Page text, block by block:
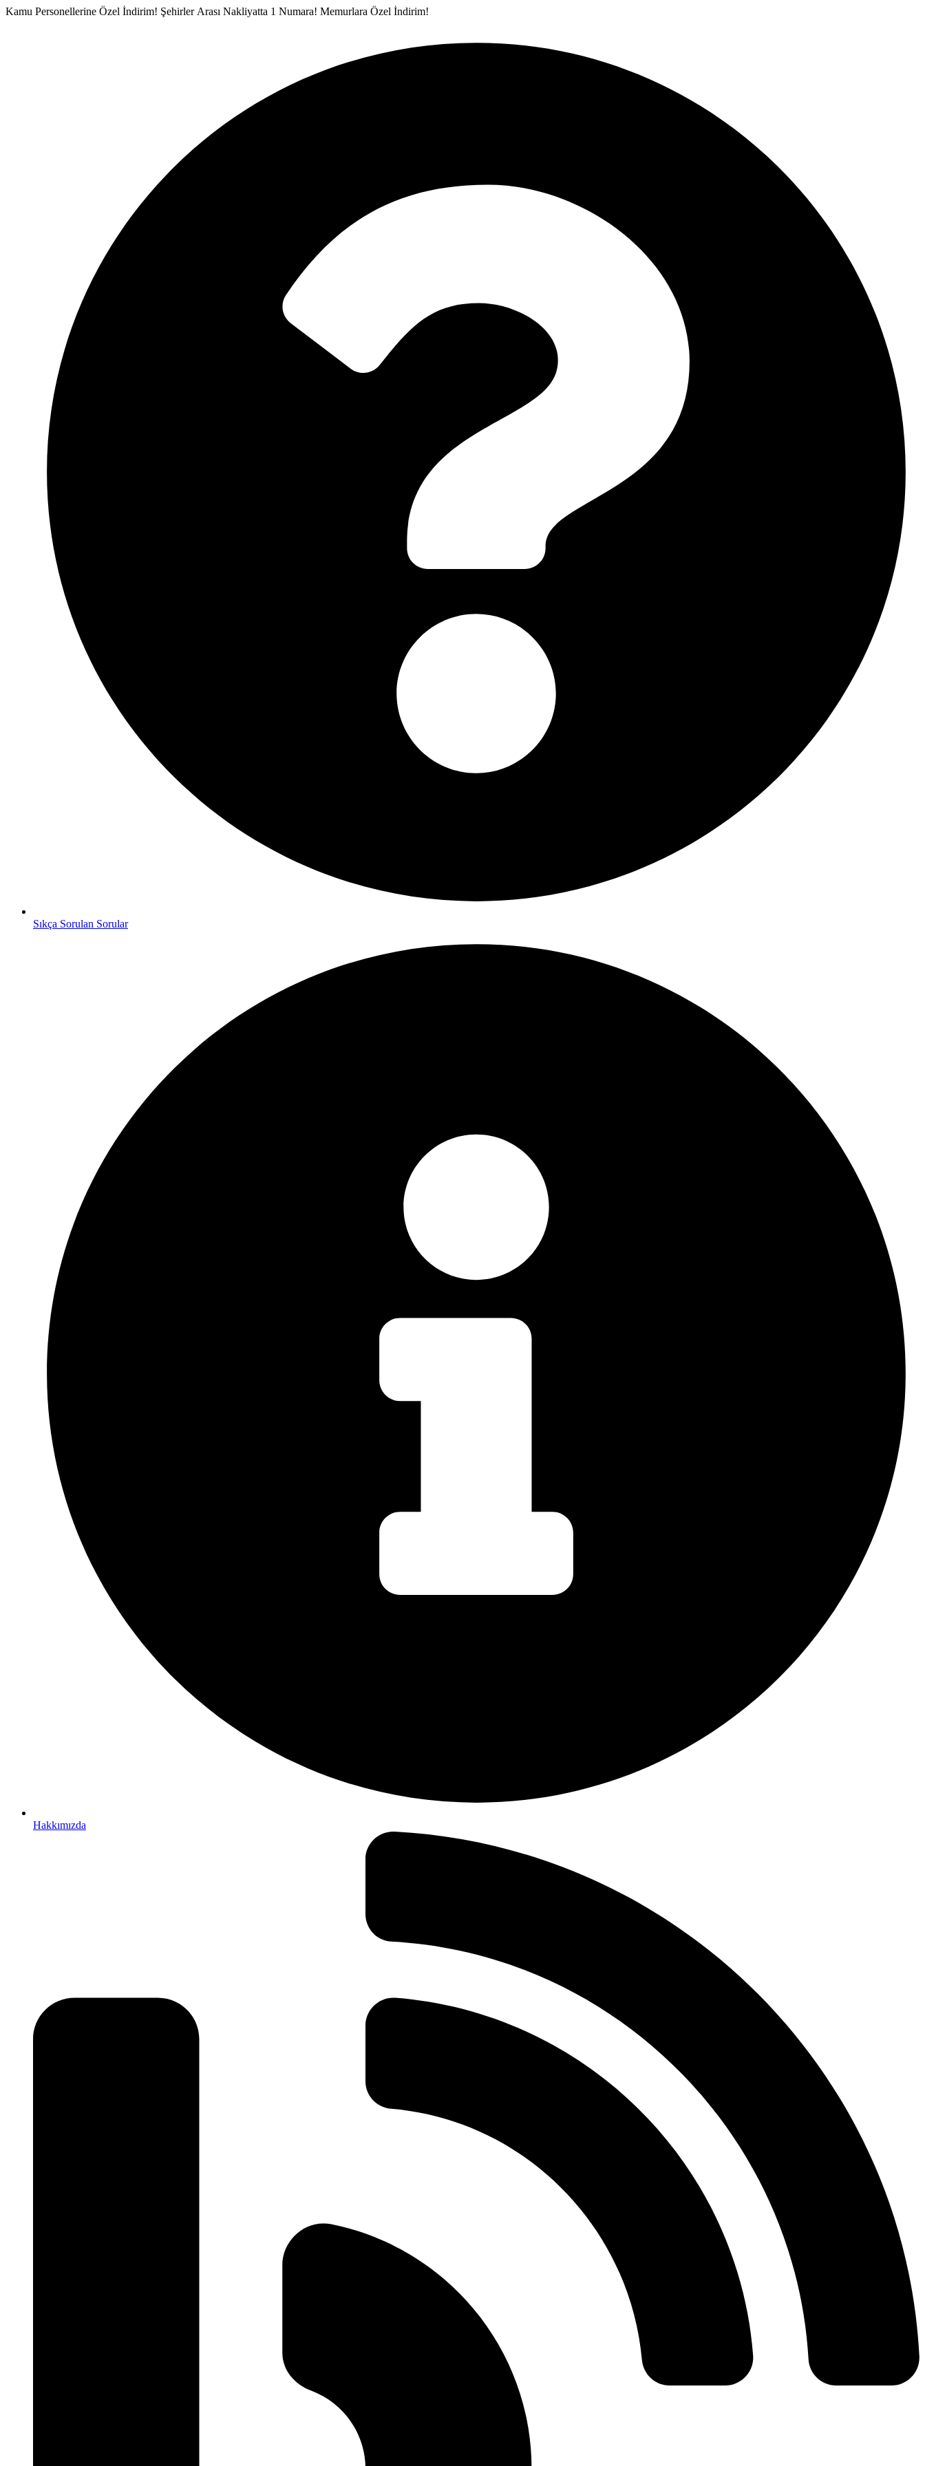
İçeriğe
Kamu Personellerine Özel İndirim! Şehirler Arası Nakliyatta 1 Numara! Memurlara Özel İndirim!
Sıkça Sorulan Sorular
Hakkımızda